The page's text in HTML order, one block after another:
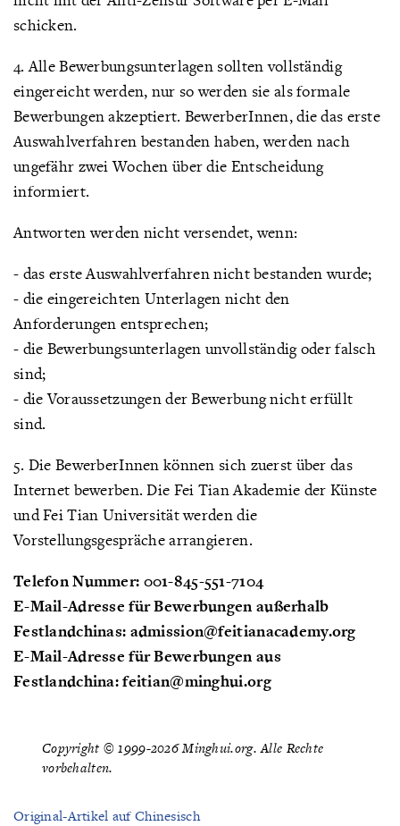
schicken.
4. Alle Bewerbungsunterlagen sollten vollständig
eingereicht werden, nur so werden sie als formale
Bewerbungen akzeptiert. BewerberInnen, die das erste
Auswahlverfahren bestanden haben, werden nach
ungefähr zwei Wochen über die Entscheidung
informiert.
Antworten werden nicht versendet, wenn:
- das erste Auswahlverfahren nicht bestanden wurde;
- die eingereichten Unterlagen nicht den
Anforderungen entsprechen;
- die Bewerbungsunterlagen unvollständig oder falsch
sind;
- die Voraussetzungen der Bewerbung nicht erfüllt
sind.
5. Die BewerberInnen können sich zuerst über das
Internet bewerben. Die Fei Tian Akademie der Künste
und Fei Tian Universität werden die
Vorstellungsgespräche arrangieren.
Telefon Nummer: 001-845-551-7104
E-Mail-Adresse für Bewerbungen außerhalb
Festlandchinas: admission@feitianacademy.org
E-Mail-Adresse für Bewerbungen aus
Festlandchina: feitian@minghui.org
Copyright © 1999-2026 Minghui.org. Alle Rechte
vorbehalten.
Original-Artikel auf Chinesisch